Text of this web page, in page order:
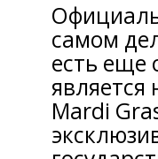
самом
есть еще
Mardi